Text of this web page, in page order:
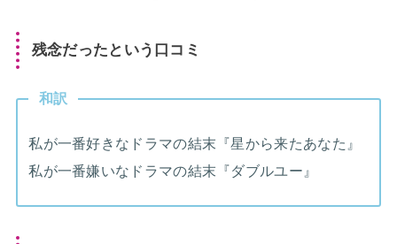
残念だったという口コミ
和訳
私が一番好きなドラマの結末『星から来たあなた』
私が一番嫌いなドラマの結末『ダブルユー』